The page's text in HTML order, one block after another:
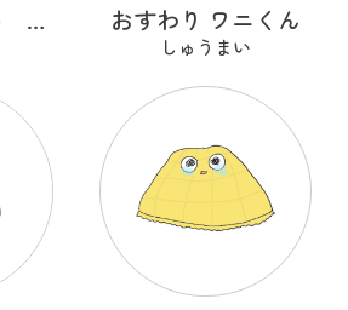
つよくなりたい かぶとむし おすわり ワニくん
しゅうまい